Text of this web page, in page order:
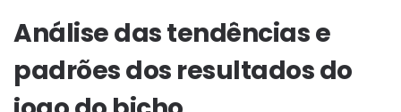
Análise das tendências e
padrões dos resultados do